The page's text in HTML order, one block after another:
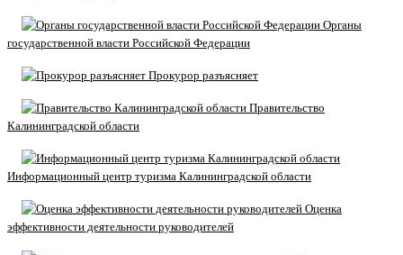
Органы
государственной власти Российской Федерации
Прокурор разъясняет
Правительство
Калининградской области
Информационный центр туризма Калининградской области
Оценка
эффективности деятельности руководителей